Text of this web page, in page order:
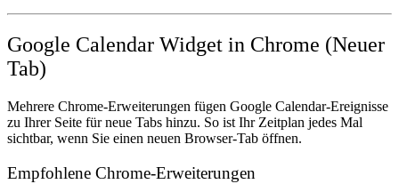
Google Calendar Widget in Chrome (Neuer
Tab)
Mehrere Chrome-Erweiterungen fügen Google Calendar-Ereignisse
zu Ihrer Seite für neue Tabs hinzu. So ist Ihr Zeitplan jedes Mal
sichtbar, wenn Sie einen neuen Browser-Tab öffnen.
Empfohlene Chrome-Erweiterungen